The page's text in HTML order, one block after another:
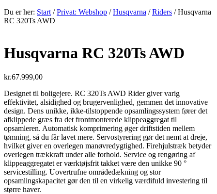
Du er her: Start / Privat: Webshop / Husqvarna / Riders / Husqvarna
RC 320Ts AWD
Husqvarna RC 320Ts AWD
kr.67.999,00
Designet til boligejere. RC 320Ts AWD Rider giver varig
effektivitet, alsidighed og brugervenlighed, gemmen det innovative
design. Dens unikke, ikke-tilstoppende opsamlingssystem fører det
afklippede græs fra det frontmonterede klippeaggregat til
opsamleren. Automatisk komprimering øger driftstiden mellem
tømning, så du får lavet mere. Servostyrering gør det nemt at dreje,
hvilket giver en overlegen manøvredygtighed. Firehjulstræk betyder
overlegen trækkraft under alle forhold. Service og rengøring af
klippeaggregatet er værktøjsfrit takket være den unikke 90 °
servicestilling. Uovertrufne områdedækning og stor
opsamlingskapacitet gør den til en virkelig værdifuld investering til
større haver.